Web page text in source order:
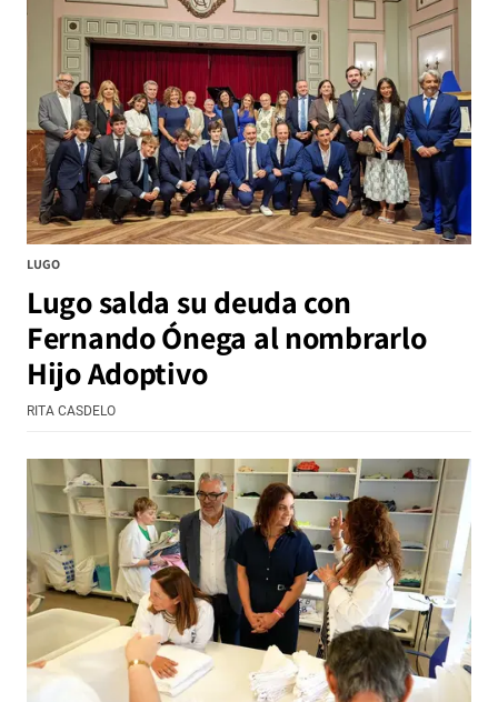
LUGO
Lugo salda su deuda con
Fernando Ónega al nombrarlo
Hijo Adoptivo
RITA CASDELO